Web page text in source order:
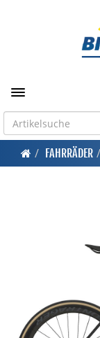
Toggle navigation
FAHRRÄDER